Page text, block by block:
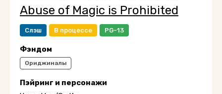
Abuse of Magic is Prohibited
Слэш В процессе PG-13
Фэндом
Ориджиналы
Пэйринг и персонажи